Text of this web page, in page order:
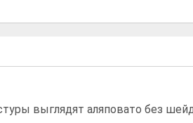
выглядят аляповато без